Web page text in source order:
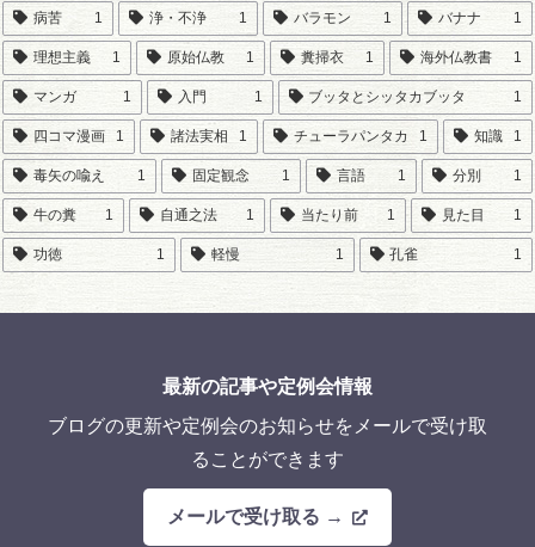
病苦 1 浄・不浄 1 バラモン 1 バナナ 1
理想主義 1 原始仏教 1 糞掃衣 1 海外仏教書 1
マンガ 1 入門 1 ブッタとシッタカブッタ 1
四コマ漫画 1 諸法実相 1 チューラパンタカ 1 知識 1
毒矢の喩え 1 固定観念 1 言語 1 分別 1
牛の糞 1 自通之法 1 当たり前 1 見た目 1
功徳 1 軽慢 1 孔雀 1
最新の記事や定例会情報
ブログの更新や定例会のお知らせをメールで受け取
ることができます
メールで受け取る →